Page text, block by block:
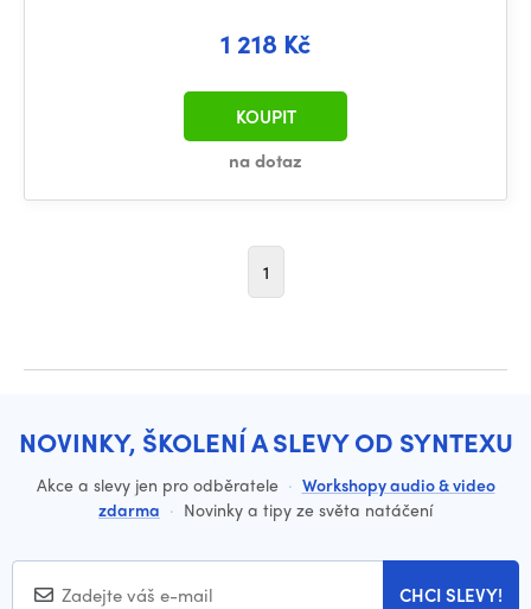
1 218 Kč
na dotaz
KOUPIT
1
NOVINKY, ŠKOLENÍ A SLEVY OD SYNTEXU
Akce a slevy jen pro odběratele · Workshopy audio & video
zdarma · Novinky a tipy ze světa natáčení
CHCI SLEVY!